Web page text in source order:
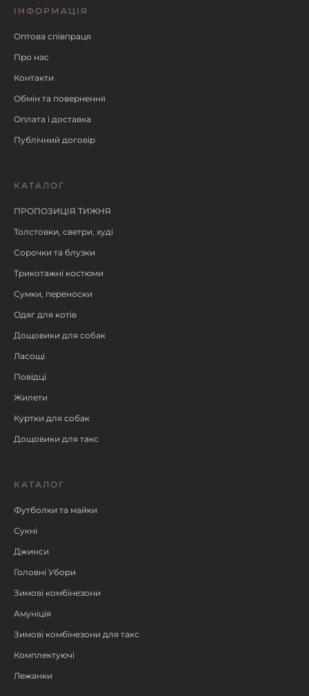
ІНФОРМАЦІЯ
Оптова співпраця
Про нас
Контакти
Обмін та повернення
Оплата і доставка
Публічний договір
КАТАЛОГ
ПРОПОЗИЦІЯ ТИЖНЯ
Толстовки, светри, худі
Сорочки та блузки
Трикотажні костюми
Сумки, переноски
Одяг для котів
Дощовики для собак
Ласощі
Повідці
Жилети
Куртки для собак
Дощовики для такс
КАТАЛОГ
Футболки та майки
Сукні
Джинси
Головні Убори
Зимові комбінезони
Амуніція
Зимові комбінезони для такс
Комплектуючі
Лежанки